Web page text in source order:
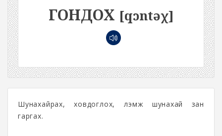
ГОНДОХ [qɔntəχ]
Шунахайрах, ховдоглох, үлэмж шунахай зан
гаргах.